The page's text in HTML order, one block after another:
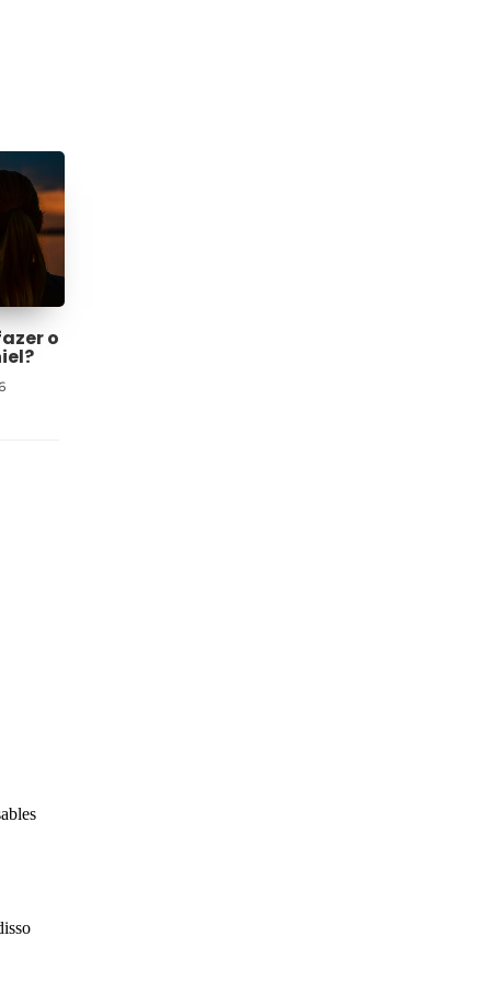
o